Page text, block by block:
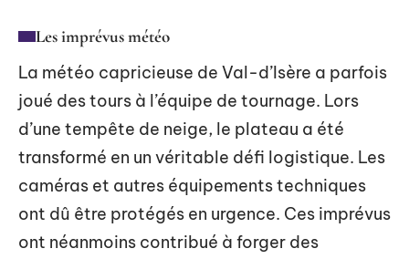
Les imprévus météo
La météo capricieuse de Val-d’Isère a parfois
joué des tours à l’équipe de tournage. Lors
d’une tempête de neige, le plateau a été
transformé en un véritable défi logistique. Les
caméras et autres équipements techniques
ont dû être protégés en urgence. Ces imprévus
ont néanmoins contribué à forger des